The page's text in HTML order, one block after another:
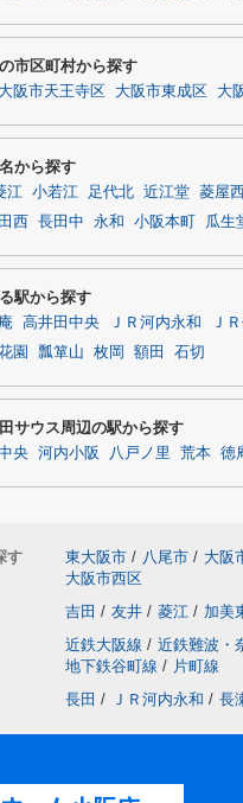
市区町村から探す
大阪市天王寺区 大阪市東成区 大
から探す
江 小若江 足代北 近江堂 菱屋西
西 長田中 永和 小阪本町 瓜生
駅から探す
高井田中央 ＪＲ河内永和 Ｊ
園 瓢箪山 枚岡 額田 石切
サウス周辺の駅から探す
央 河内小阪 八戸ノ里 荒本 徳
す 東大阪市 / 八尾市 / 大阪
大阪市西区
吉田 / 友井 / 菱江 / 加美
近鉄大阪線 / 近鉄難波・
地下鉄谷町線 / 片町線
長田 / ＪＲ河内永和 / 長